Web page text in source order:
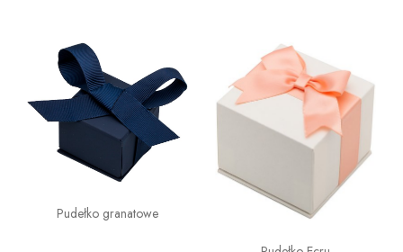
Pudełko granatowe